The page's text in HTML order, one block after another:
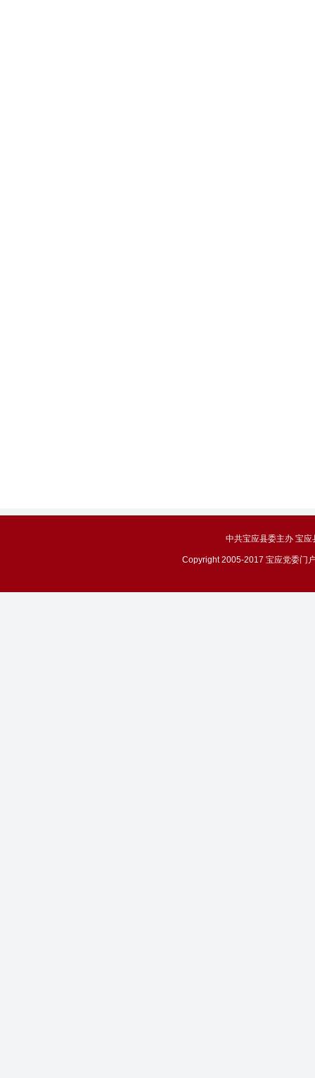
中共宝应县委主办 宝
Copyright 2005-2017 宝应党委门